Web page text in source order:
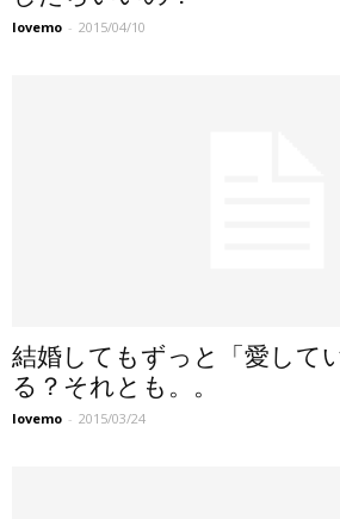
lovemo - 2015/04/10
結婚してもずっと「愛して
る？それとも。。
lovemo - 2015/03/24